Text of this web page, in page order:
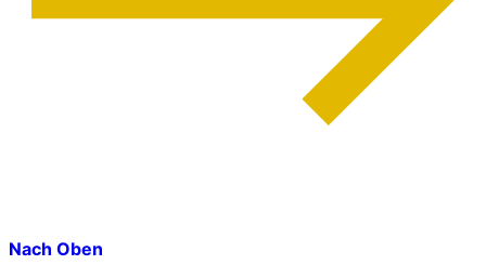
Nach Oben